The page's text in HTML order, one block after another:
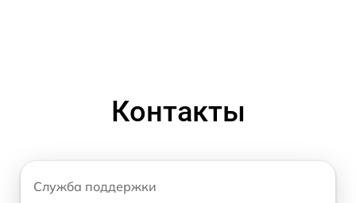
Контакты
Служба поддержки